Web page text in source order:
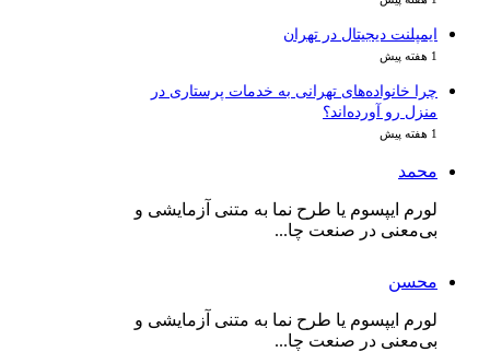
دیجیتال در تهران
خانواده‌های تهرانی به خدمات پرستاری در
رو آورده‌اند؟
ایپسوم یا طرح‌ نما به متنی آزمایشی و
در صنعت چا...
ایپسوم یا طرح‌ نما به متنی آزمایشی و
در صنعت چا...